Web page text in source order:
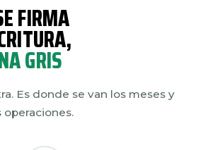
FIRMA
GRIS
Es donde se van los meses y
operaciones.